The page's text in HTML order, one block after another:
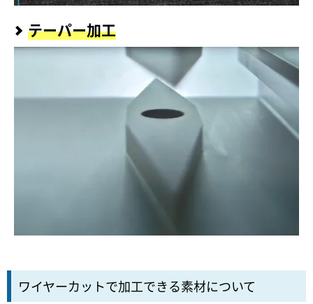
テーパー加工
ワイヤーカットで加工できる素材について